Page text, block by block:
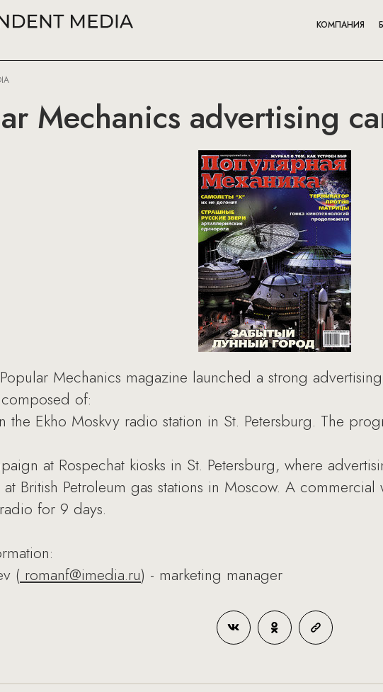
КОМПАНИЯ
Mechanics advertising
Mechanics magazine launched a strong
of:
the Ekho Moskvy radio station in St. Petersburg. The
at Rospechat kiosks in St. Petersburg, where
British Petroleum gas stations in Moscow. A
for 9 days.
( romanf@imedia.ru) - marketing manager